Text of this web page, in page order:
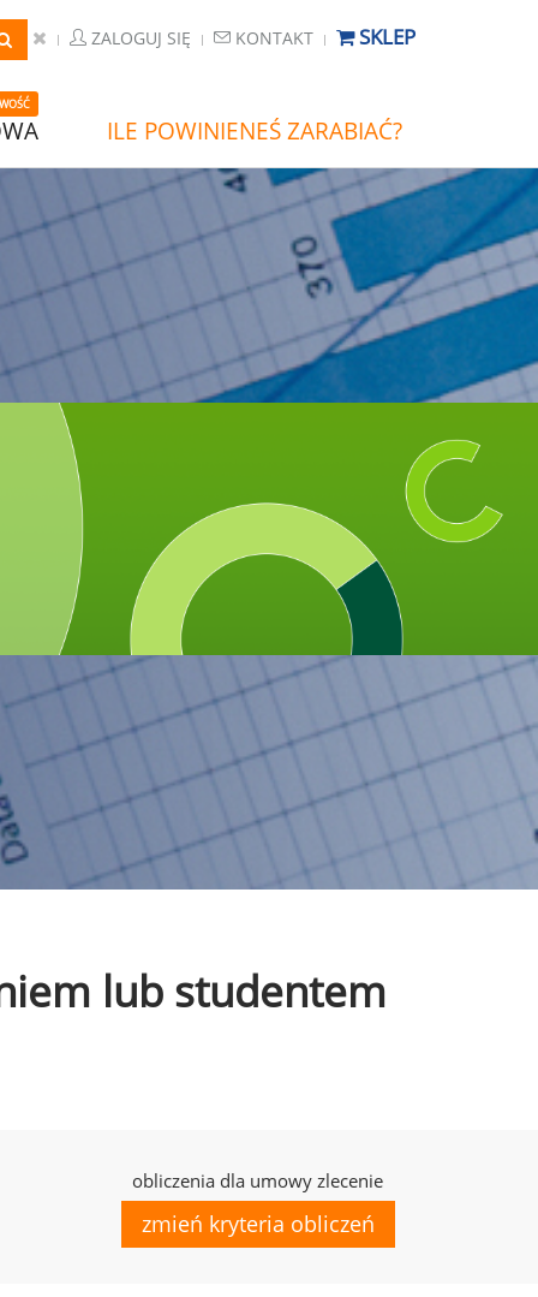
ZALOGUJ SIĘ KONTAKT SKLEP
ILE POWINIENEŚ ZARABIAĆ?
lub studentem
obliczenia dla umowy zlecenie
zmień kryteria obliczeń